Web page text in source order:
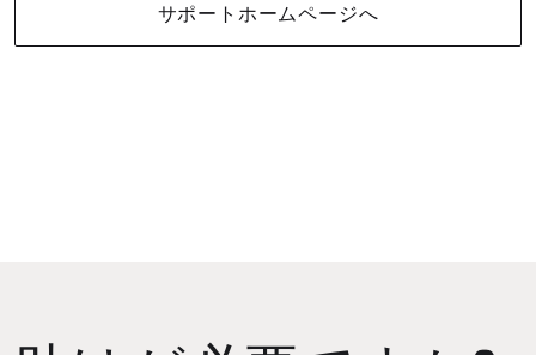
サポートホームページへ